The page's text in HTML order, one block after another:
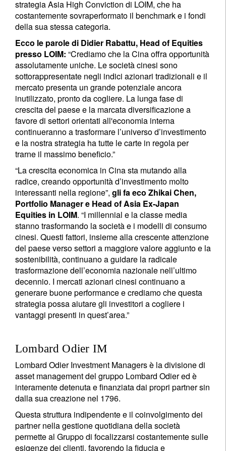
strategia Asia High Conviction di LOIM, che ha
costantemente sovraperformato il benchmark e i fondi
della sua stessa categoria.
Ecco le parole di Didier Rabattu, Head of Equities
presso LOIM: “Crediamo che la Cina offra opportunità
assolutamente uniche. Le società cinesi sono
sottorappresentate negli indici azionari tradizionali e il
mercato presenta un grande potenziale ancora
inutilizzato, pronto da cogliere. La lunga fase di
crescita del paese e la marcata diversificazione a
favore di settori orientati all'economia interna
continueranno a trasformare l’universo d’investimento
e la nostra strategia ha tutte le carte in regola per
trarne il massimo beneficio.”
“La crescita economica in Cina sta mutando alla
radice, creando opportunità d’investimento molto
interessanti nella regione”, gli fa eco Zhikai Chen,
Portfolio Manager e Head of Asia Ex-Japan
Equities in LOIM. “I millennial e la classe media
stanno trasformando la società e i modelli di consumo
cinesi. Questi fattori, insieme alla crescente attenzione
del paese verso settori a maggiore valore aggiunto e la
sostenibilità, continuano a guidare la radicale
trasformazione dell’economia nazionale nell’ultimo
decennio. I mercati azionari cinesi continuano a
generare buone performance e crediamo che questa
strategia possa aiutare gli investitori a cogliere i
vantaggi presenti in quest’area.”
Lombard Odier IM
Lombard Odier Investment Managers è la divisione di
asset management del gruppo Lombard Odier ed è
interamente detenuta e finanziata dai propri partner sin
dalla sua creazione nel 1796.
Questa struttura indipendente e il coinvolgimento dei
partner nella gestione quotidiana della società
permette al Gruppo di focalizzarsi costantemente sulle
esigenze dei clienti, favorendo la fiducia e